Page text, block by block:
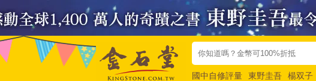
國中自修評量 東野圭吾 楊双子